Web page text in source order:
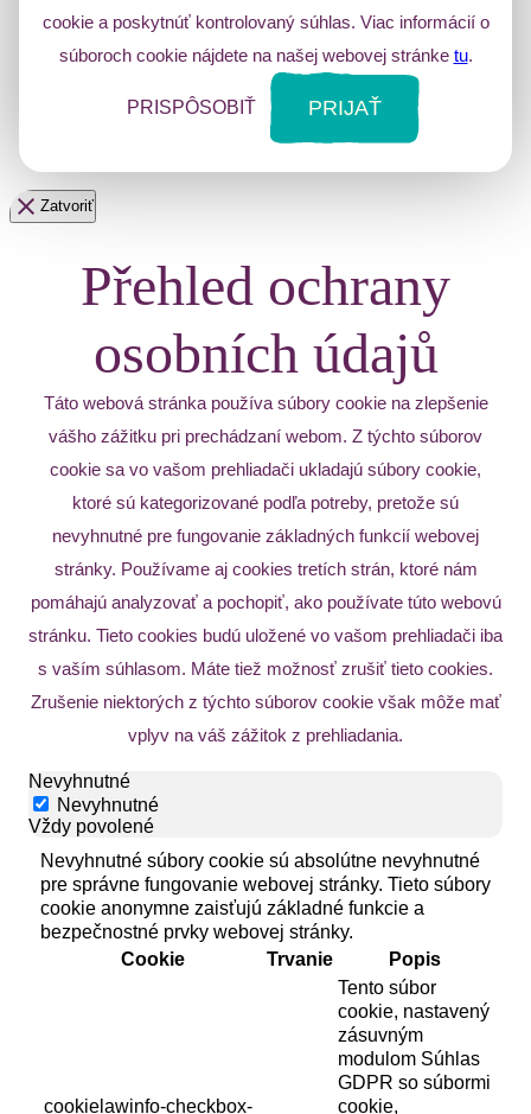
cookie a poskytnúť kontrolovaný súhlas. Viac informácií o
súboroch cookie nájdete na našej webovej stránke tu.
PRISPÔSOBIŤ PRIJAŤ
Zatvoriť
Přehled ochrany
osobních údajů
Táto webová stránka používa súbory cookie na zlepšenie
vášho zážitku pri prechádzaní webom. Z týchto súborov
cookie sa vo vašom prehliadači ukladajú súbory cookie,
ktoré sú kategorizované podľa potreby, pretože sú
nevyhnutné pre fungovanie základných funkcií webovej
stránky. Používame aj cookies tretích strán, ktoré nám
pomáhajú analyzovať a pochopiť, ako používate túto webovú
stránku. Tieto cookies budú uložené vo vašom prehliadači iba
s vaším súhlasom. Máte tiež možnosť zrušiť tieto cookies.
Zrušenie niektorých z týchto súborov cookie však môže mať
vplyv na váš zážitok z prehliadania.
Nevyhnutné
Nevyhnutné
Vždy povolené
Nevyhnutné súbory cookie sú absolútne nevyhnutné
pre správne fungovanie webovej stránky. Tieto súbory
cookie anonymne zaisťujú základné funkcie a
bezpečnostné prvky webovej stránky.
Cookie
Trvanie Popis
cookielawinfo-checkbox-
Tento súbor
cookie, nastavený
zásuvným
modulom Súhlas
GDPR so súbormi
cookie,